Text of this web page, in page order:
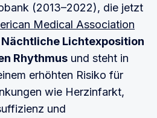
(2013–2022), die jetzt
Medical Association
Nächtliche Lichtexposition
Rhythmus und steht in
erhöhten Risiko für
wie Herzinfarkt,
und